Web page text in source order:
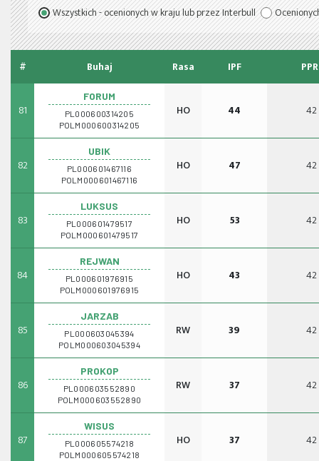
Wszystkich - ocenionych w kraju lub przez Interbull
# Buhaj Rasa IPF PPR
81
FORUM
PL000600314205
POLM000600314205
HO 44 42
82
UBIK
PL000601467116
POLM000601467116
HO 47 42
83
LUKSUS
PL000601479517
POLM000601479517
HO 53 42
84
REJWAN
PL000601976915
POLM000601976915
HO 43 42
85
JARZAB
PL000603045394
POLM000603045394
RW 39 42
86
PROKOP
PL000603552890
POLM000603552890
RW 37 42
87
WISUS
PL000605574218
POLM000605574218
HO 37 42